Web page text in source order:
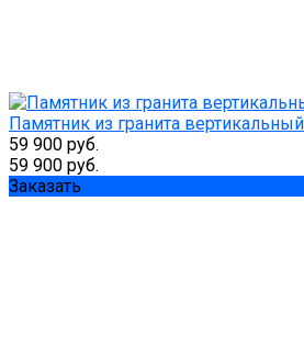
Памятник из гранита
59 900 руб.
59 900 руб.
Заказать